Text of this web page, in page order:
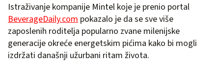
Istraživanje kompanije Mintel koje je prenio portal
BeverageDaily.com pokazalo je da se sve više
zaposlenih roditelja popularno zvane milenijske
generacije okreće energetskim pićima kako bi mogli
izdržati današnji užurbani ritam života.